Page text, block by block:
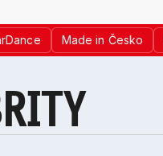
Made in Česko